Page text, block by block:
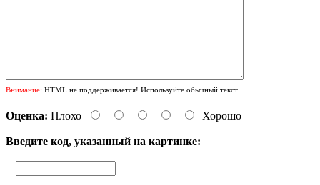
Внимание: HTML не поддерживается! Используйте обычный текст.
Оценка: Плохо Хорошо
Введите код, указанный на картинке: